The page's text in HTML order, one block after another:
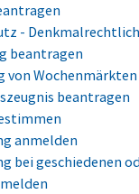
-
beantragen
von
beantragen
anmelden
bei geschiedenen